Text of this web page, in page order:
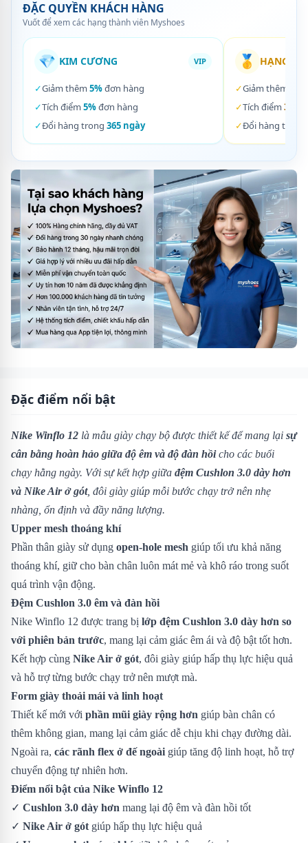
ĐẶC QUYỀN KHÁCH HÀNG
Vuốt để xem các hạng thành viên Myshoes
💎 KIM CƯƠNG VIP
✓Giảm thêm 5%đơn hàng
✓Tích điểm 5%đơn hàng
✓Đổi hàng trong 365 ngày
🥇 HẠNG
✓Giảm thêm
✓Tích điểm 3%
✓Đổi hàng trong
Đặc điểm nổi bật
Nike Winflo 12 là mẫu giày chạy bộ được thiết kế để mang lại sự
cân bằng hoàn hảo giữa độ êm và độ đàn hồicho các buổi
chạy hằng ngày. Với sự kết hợp giữa đệm Cushlon 3.0 dày hơn
và Nike Air ở gót, đôi giày giúp mỗi bước chạy trở nên nhẹ
nhàng, ổn định và đầy năng lượng.
Upper mesh thoáng khí
Phần thân giày sử dụng open-hole mesh giúp tối ưu khả năng
thoáng khí, giữ cho bàn chân luôn mát mẻ và khô ráo trong suốt
quá trình vận động.
Đệm Cushlon 3.0 êm và đàn hồi
Nike Winflo 12 được trang bị lớp đệm Cushlon 3.0 dày hơn so
với phiên bản trước, mang lại cảm giác êm ái và độ bật tốt hơn.
Kết hợp cùng Nike Air ở gót, đôi giày giúp hấp thụ lực hiệu quả
và hỗ trợ từng bước chạy trở nên mượt mà.
Form giày thoải mái và linh hoạt
Thiết kế mới với phần mũi giày rộng hơn giúp bàn chân có
thêm không gian, mang lại cảm giác dễ chịu khi chạy đường dài.
Ngoài ra, các rãnh flex ở đế ngoài giúp tăng độ linh hoạt, hỗ trợ
chuyển động tự nhiên hơn.
Điểm nổi bật của Nike Winflo 12
✓ Cushlon 3.0 dày hơn mang lại độ êm và đàn hồi tốt
✓ Nike Air ở gót giúp hấp thụ lực hiệu quả